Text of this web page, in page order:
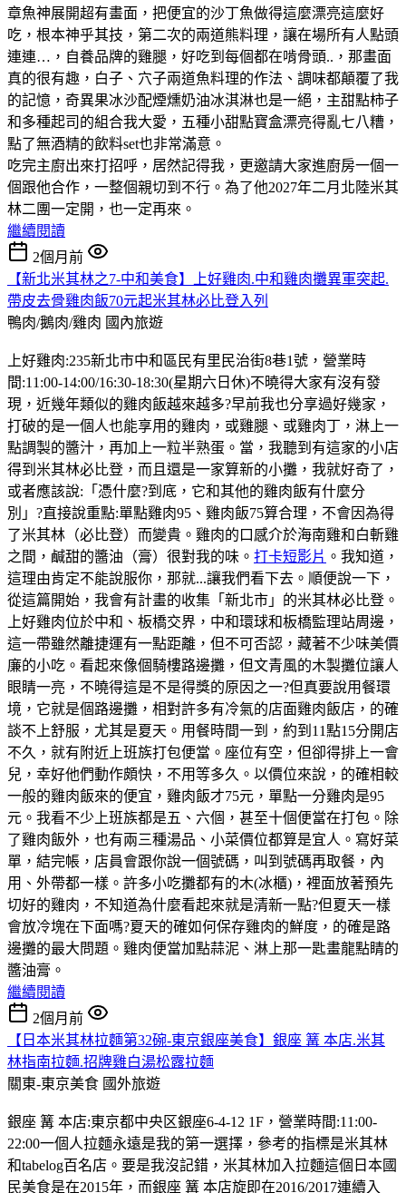
章魚神展開超有畫面，把便宜的沙丁魚做得這麼漂亮這麼好
吃，根本神乎其技，第二次的兩道熊料理，讓在場所有人點頭
連連…，自養品牌的雞腿，好吃到每個都在啃骨頭..，那畫面
真的很有趣，白子、穴子兩道魚料理的作法、調味都顛覆了我
的記憶，奇異果冰沙配煙燻奶油冰淇淋也是一絕，主甜點柿子
和多種起司的組合我大愛，五種小甜點寶盒漂亮得亂七八糟，
點了無酒精的飲料set也非常滿意。
吃完主廚出來打招呼，居然記得我，更邀請大家進廚房一個一
個跟他合作，一整個親切到不行。為了他2027年二月北陸米其
林二團一定開，也一定再來。
繼續閱讀
2個月前
【新北米其林之7-中和美食】上好雞肉.中和雞肉攤異軍突起.
帶皮去骨雞肉飯70元起米其林必比登入列
鴨肉/鵝肉/雞肉 國內旅遊
上好雞肉:235新北市中和區民有里民治街8巷1號，營業時
間:11:00-14:00/16:30-18:30(星期六日休)不曉得大家有沒有發
現，近幾年類似的雞肉飯越來越多?早前我也分享過好幾家，
打破的是一個人也能享用的雞肉，或雞腿、或雞肉丁，淋上一
點調製的醬汁，再加上一粒半熟蛋。當，我聽到有這家的小店
得到米其林必比登，而且還是一家算新的小攤，我就好奇了，
或者應該說:「憑什麼?到底，它和其他的雞肉飯有什麼分
別」?直接說重點:單點雞肉95、雞肉飯75算合理，不會因為得
了米其林（必比登）而變貴。雞肉的口感介於海南雞和白斬雞
之間，鹹甜的醬油（膏）很對我的味。 打卡短影片 。我知道，
這理由肯定不能說服你，那就...讓我們看下去。順便說一下，
從這篇開始，我會有計畫的收集「新北市」的米其林必比登。
上好雞肉位於中和、板橋交界，中和環球和板橋監理站周邊，
這一帶雖然離捷運有一點距離，但不可否認，藏著不少味美價
廉的小吃。看起來像個騎樓路邊攤，但文青風的木製攤位讓人
眼睛一亮，不曉得這是不是得獎的原因之一?但真要說用餐環
境，它就是個路邊攤，相對許多有冷氣的店面雞肉飯店，的確
談不上舒服，尤其是夏天。用餐時間一到，約到11點15分開店
不久，就有附近上班族打包便當。座位有空，但卻得排上一會
兒，幸好他們動作頗快，不用等多久。以價位來說，的確相較
一般的雞肉飯來的便宜，雞肉飯才75元，單點一分雞肉是95
元。我看不少上班族都是五、六個，甚至十個便當在打包。除
了雞肉飯外，也有兩三種湯品、小菜價位都算是宜人。寫好菜
單，結完帳，店員會跟你說一個號碼，叫到號碼再取餐，內
用、外帶都一樣。許多小吃攤都有的木(冰櫃)，裡面放著預先
切好的雞肉，不知道為什麼看起來就是清新一點?但夏天一樣
會放冷塊在下面嗎?夏天的確如何保存雞肉的鮮度，的確是路
邊攤的最大問題。雞肉便當加點蒜泥、淋上那一匙畫龍點睛的
醬油膏。
繼續閱讀
2個月前
【日本米其林拉麵第32碗-東京銀座美食】銀座 篝 本店.米其
林指南拉麵.招牌雞白湯松露拉麵
關東-東京美食 國外旅遊
銀座 篝 本店:東京都中央区銀座6-4-12 1F，營業時間:11:00-
22:00一個人拉麵永遠是我的第一選擇，參考的指標是米其林
和tabelog百名店。要是我沒記錯，米其林加入拉麵這個日本國
民美食是在2015年，而銀座 篝 本店旋即在2016/2017連續入